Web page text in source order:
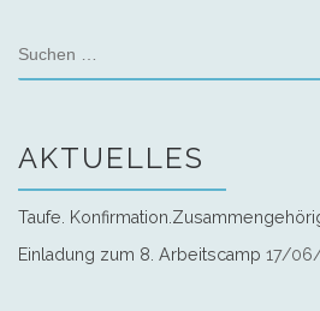
SUCHE
AKTUELLES
Taufe.
Einladung zum 8. Arbeitscamp 17/